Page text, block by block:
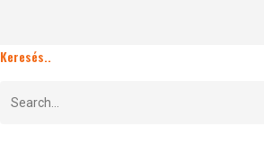
Keresés..